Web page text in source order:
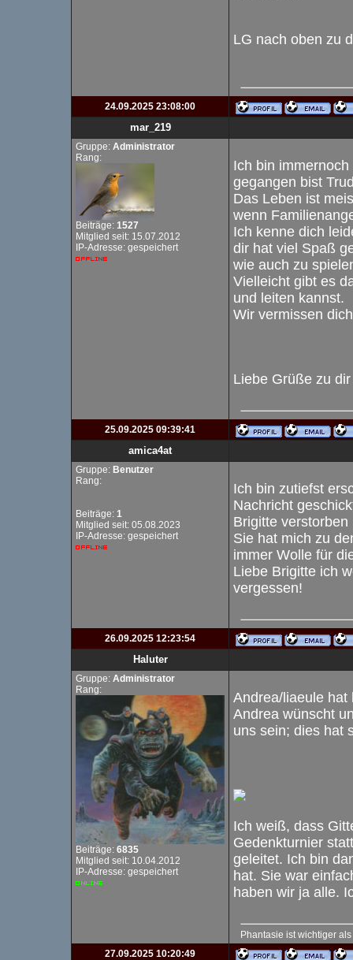
LG nach oben zu
24.09.2025 23:08:00
mar_219
Gruppe: Administrator
Rang:
Beiträge: 1527
Mitglied seit: 15.07.2012
IP-Adresse: gespeichert
Ich bin
gegangen bist
Das Leben ist
wenn
Ich kenne dich
dir hat viel Spaß
wie auch zu
Vielleicht gibt es
und leiten kannst.
Wir vermissen
Liebe Grüße zu
25.09.2025 09:39:41
amica4at
Gruppe: Benutzer
Rang:
Beiträge: 1
Mitglied seit: 05.08.2023
IP-Adresse: gespeichert
Ich bin zutiefst
Nachricht
Brigitte
Sie hat mich zu
immer Wolle für
Liebe Brigitte ich
vergessen!
26.09.2025 12:23:54
Haluter
Gruppe: Administrator
Rang:
Beiträge: 6835
Mitglied seit: 10.04.2012
IP-Adresse: gespeichert
Andrea/liaeule hat
Andrea wünscht
uns sein; dies hat
Ich weiß, dass
Gedenkturnier
geleitet. Ich bin
hat. Sie war
haben wir ja alle.
Phantasie ist wichtiger
27.09.2025 10:20:49